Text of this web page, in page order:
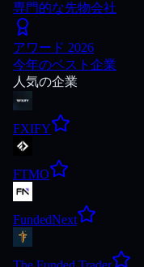
専門的な先物会社
アワード 2026
今年のベスト企業
人気の企業
FXIFY
FTMO
FundedNext